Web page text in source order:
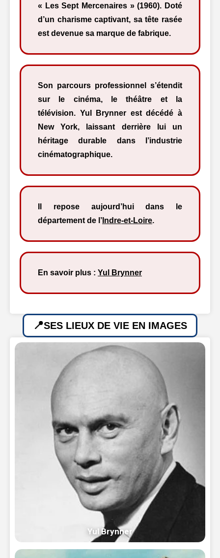
« Les Sept Mercenaires » (1960). Doté
d’un charisme captivant, sa tête rasée
est devenue sa marque de fabrique.
Son parcours professionnel s’étendit
sur le cinéma, le théâtre et la
télévision. Yul Brynner est décédé à
New York, laissant derrière lui un
héritage durable dans l’industrie
cinématographique.
Il repose aujourd’hui dans le
département de l’ Indre-et-Loire.
En savoir plus : Yul Brynner
SES LIEUX DE VIE EN IMAGES
Yul Brynner